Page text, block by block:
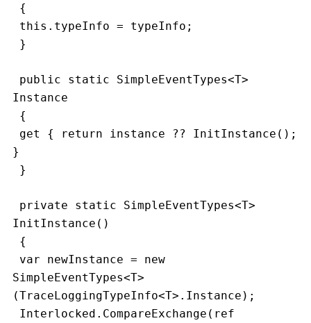
{
this.typeInfo = typeInfo;
}
Instance
{
}
}
InitInstance()
{
SimpleEventTypes<T>
(TraceLoggingTypeInfo<T>.Instance);